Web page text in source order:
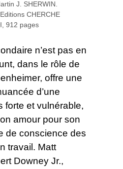
J. SHERWIN.
CHERCHE
912 pages
n’est pas en
dans le rôle de
offre une
d’une
forte et vulnérable,
amour pour son
de conscience des
travail. Matt
Downey Jr.,